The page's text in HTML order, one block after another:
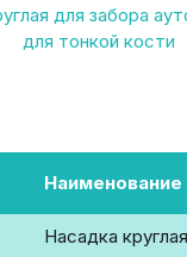
Наименование
Насадка